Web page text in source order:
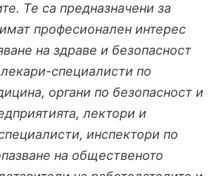
Те са предназначени за
професионален интерес
на здраве и безопасност
специалисти по
органи по безопасност и
лектори и
инспектори по
на общественото